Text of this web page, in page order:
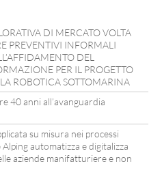
DI MERCATO VOLTA
PREVENTIVI INFORMALI
DEL
PER IL PROGETTO
ROBOTICA SOTTOMARINA
40 anni all’avanguardia
su misura nei processi
automatizza e digitalizza
aziende manifatturiere e non